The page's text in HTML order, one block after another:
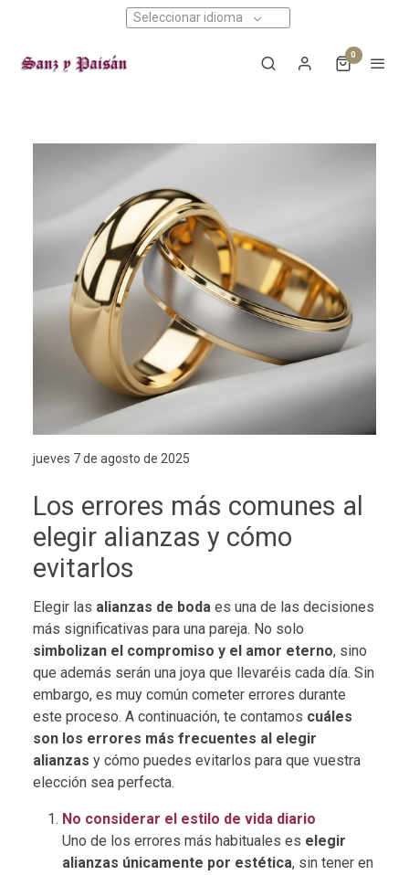
Seleccionar idioma
0
jueves 7 de agosto de 2025
Los errores más comunes al
elegir alianzas y cómo
evitarlos
Elegir las alianzas de boda es una de las decisiones
más significativas para una pareja. No solo
simbolizan el compromiso y el amor eterno, sino
que además serán una joya que llevaréis cada día. Sin
embargo, es muy común cometer errores durante
este proceso. A continuación, te contamos cuáles
son los errores más frecuentes al elegir
alianzas y cómo puedes evitarlos para que vuestra
elección sea perfecta.
No considerar el estilo de vida diario
Uno de los errores más habituales es elegir
alianzas únicamente por estética, sin tener en